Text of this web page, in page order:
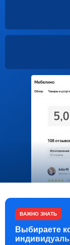
ВАЖНО ЗНАТЬ
Выбираете